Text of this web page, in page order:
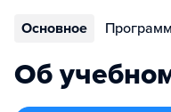
Основное
Об